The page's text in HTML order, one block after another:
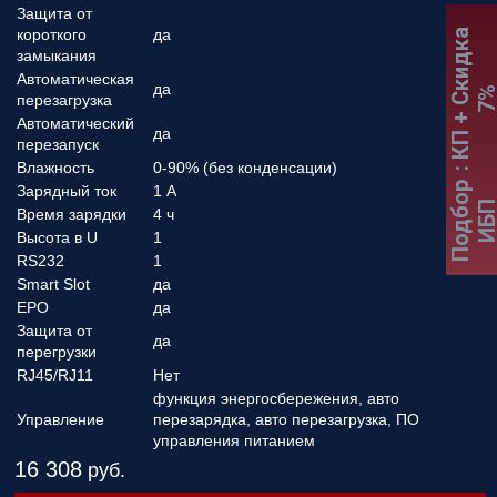
Защита от
короткого
замыкания
да
Автоматическая
перезагрузка
да
Автоматический
перезапуск
да
Влажность
0-90% (без конденсации)
Зарядный ток
1 А
Время зарядки
4 ч
Высота в U
1
RS232
1
Smart Slot
да
EPO
да
Защита от
перегрузки
да
RJ45/RJ11
Нет
Управление
функция энергосбережения, авто
перезарядка, авто перезагрузка, ПО
управления питанием
16 308 руб.
Подбор
:
К
П
+
С
к
и
д
к
а
7